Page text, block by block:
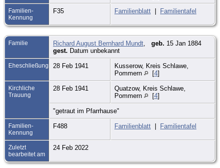
Familien-
Kennung
F35 Familienblatt | Familientafel
Familie Richard August Bernhard Mundt geb. 15 Jan 1884
gest. Datum unbekannt
Eheschließung 28 Feb 1941
Kusserow, Kreis Schlawe,
Pommern
[4]
Kirchliche
Trauung
28 Feb 1941
Quatzow, Kreis Schlawe,
Pommern
[4]
"getraut im Pfarrhause"
Familien-
Kennung
F488 Familienblatt | Familientafel
Zuletzt
bearbeitet am
24 Feb 2022